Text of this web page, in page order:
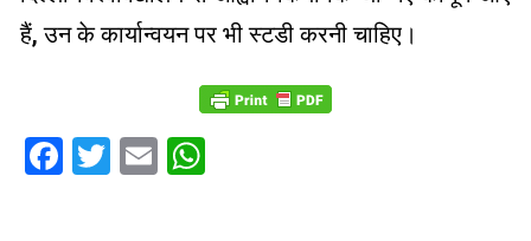
हैं, उन के कार्यान्वयन पर भी स्टडी करनी चाहिए।
Facebook
Twitter
Email